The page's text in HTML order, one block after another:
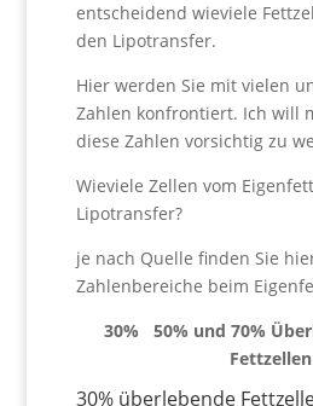
entscheidend wieviele
den Lipotransfer.
Hier werden Sie mit vielen
Zahlen konfrontiert. Ich will
diese Zahlen vorsichtig zu
Wieviele Zellen vom
Lipotransfer?
je nach Quelle finden Sie
Zahlenbereiche beim
30% 50% und 70%
Fettzellen
30% überlebende